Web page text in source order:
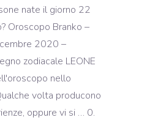
nate il giorno 22
Oroscopo Branko –
2020 –
zodiacale LEONE
nello
volta producono
oppure vi si … 0.